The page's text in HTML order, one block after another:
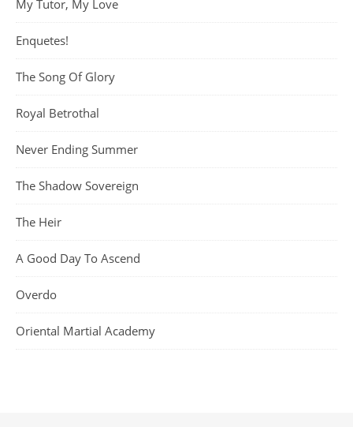
My Tutor, My Love
Enquetes!
The Song Of Glory
Royal Betrothal
Never Ending Summer
The Shadow Sovereign
The Heir
A Good Day To Ascend
Overdo
Oriental Martial Academy